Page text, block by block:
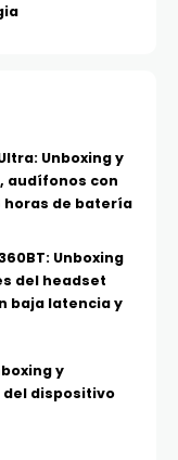
Unboxing y
audífonos con
horas de batería
Unboxing
del headset
baja latencia y
y
dispositivo